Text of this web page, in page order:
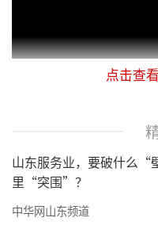
中华网山东报道
浅的绿意交织成夏
获评国家级旅游
中。在这样静谧的
去感知几十年来学
点击查
山东服务业，要破什么“
里“突围”？
中华网山东频道